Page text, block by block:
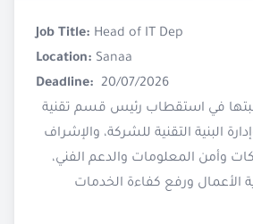
Job Title: Head of IT Dep
Location: Sanaa
Deadline: 20/07/2026
في استقطاب رئيس قسم تقنية
البنية التقنية للشركة، والإشراف
وأمن المعلومات والدعم الفني،
الأعمال ورفع كفاءة الخدمات